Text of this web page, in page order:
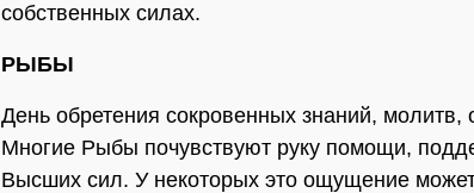
собственных силах.
РЫБЫ
День обретения сокровенных знаний, молитв,
Многие Рыбы почувствуют руку помощи,
Высших сил. У некоторых это ощущение